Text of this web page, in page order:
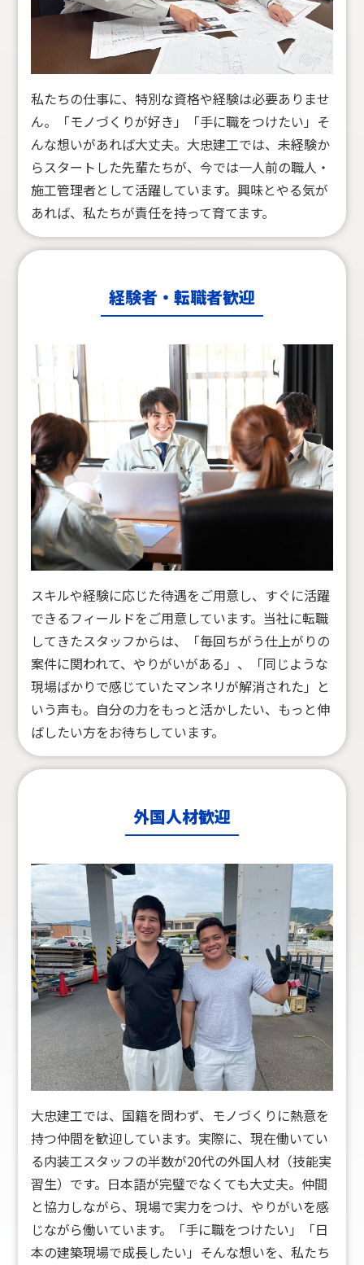
私たちの仕事に、特別な資格や経験は必要ありませ
ん。「モノづくりが好き」「手に職をつけたい」そ
んな想いがあれば大丈夫。大忠建工では、未経験か
らスタートした先輩たちが、今では一人前の職人・
施工管理者として活躍しています。興味とやる気が
あれば、私たちが責任を持って育てます。
経験者・転職者歓迎
スキルや経験に応じた待遇をご用意し、すぐに活躍
できるフィールドをご用意しています。当社に転職
してきたスタッフからは、「毎回ちがう仕上がりの
案件に関われて、やりがいがある」、「同じような
現場ばかりで感じていたマンネリが解消された」と
いう声も。 自分の力をもっと活かしたい、もっと伸
ばしたい方をお待ちしています。
外国人材歓迎
大忠建工では、国籍を問わず、モノづくりに熱意を
持つ仲間を歓迎しています。 実際に、現在働いてい
る内装工スタッフの半数が20代の外国人材（技能実
習生）です。日本語が完璧でなくても大丈夫。仲間
と協力しながら、現場で実力をつけ、やりがいを感
じながら働いています。
「手に職をつけたい」「日
本の建築現場で成長したい」そんな想いを、私たち